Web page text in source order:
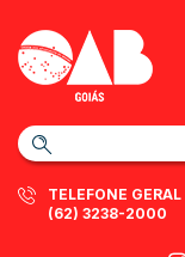
TELEFONE GERAL
(62) 3238-2000